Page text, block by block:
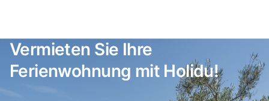
Vermieten Sie Ihre
Ferienwohnung mit Holidu!